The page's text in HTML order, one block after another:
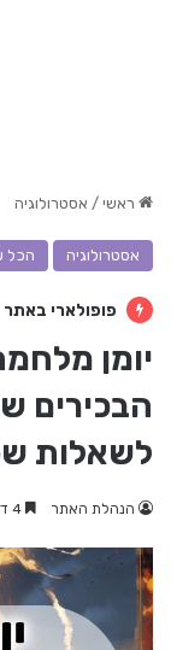
ראשי / אסטרולוגיה
אסטרולוגיה הכל
פופולארי באתר
יומן
הבכירים
לשאלות
הנהלת האתר